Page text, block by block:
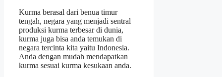
Kurma berasal dari benua timur
tengah, negara yang menjadi sentral
produksi kurma terbesar di dunia,
kurma juga bisa anda temukan di
negara tercinta kita yaitu Indonesia.
Anda dengan mudah mendapatkan
kurma sesuai kurma kesukaan anda.